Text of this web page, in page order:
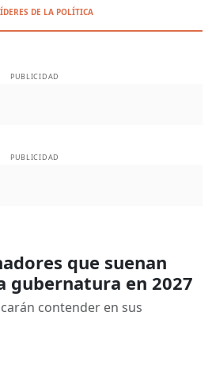
DE LA POLÍTICA
PUBLICIDAD
PUBLICIDAD
que suenan
gubernatura en 2027
contender en sus